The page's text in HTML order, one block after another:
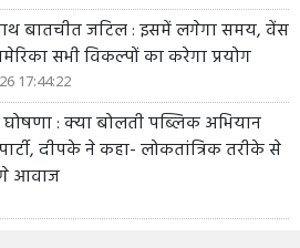
बातचीत जटिल : इसमें लगेगा समय, वेंस
सभी विकल्पों का करेगा प्रयोग
17:44:22
घोषणा : क्या बोलती पब्लिक अभियान
दीपके ने कहा- लोकतांत्रिक तरीके से
आवाज